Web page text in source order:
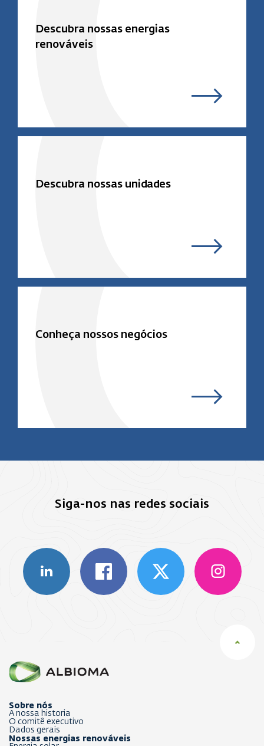
Descubra nossas energias
renováveis
Descubra nossas unidades
Conheça nossos negócios
Siga-nos nas redes sociais
Sobre nós
A nossa historia
O comitê executivo
Dados gerais
Nossas energias renováveis